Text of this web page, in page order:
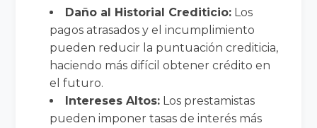
Daño al Historial Crediticio: Los
pagos atrasados y el incumplimiento
pueden reducir la puntuación crediticia,
haciendo más difícil obtener crédito en
el futuro.
Intereses Altos: Los prestamistas
pueden imponer tasas de interés más